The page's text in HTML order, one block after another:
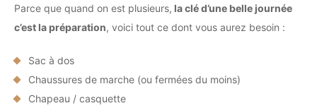
Parce que quand on est plusieurs, la clé d’une belle journée
c’est la préparation, voici tout ce dont vous aurez besoin :
Sac à dos
Chaussures de marche (ou fermées du moins)
Chapeau / casquette